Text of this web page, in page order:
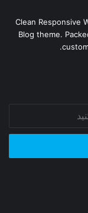
Clean Responsive
Blog theme.